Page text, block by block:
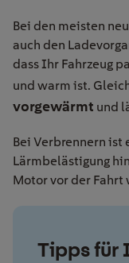
Bei den meisten
auch den
dass Ihr Fahrzeug
und warm ist.
vorgewärmt und
Bei Verbrennern ist
Lärmbelästigung
Motor vor der Fahrt
Tipps für